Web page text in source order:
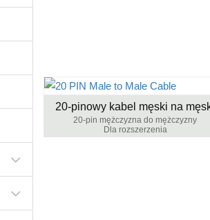
20-pinowy kabel męski na
20-pin mężczyzna do mężczyzny
Dla rozszerzenia